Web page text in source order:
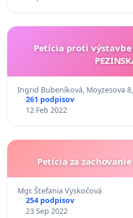
Petícia proti
Ingrid Bubeníková, Moyzesova
261 podpisov
12 Feb 2022
Petícia za
Mgr. Štefania Vyskočová
254 podpisov
23 Sep 2022